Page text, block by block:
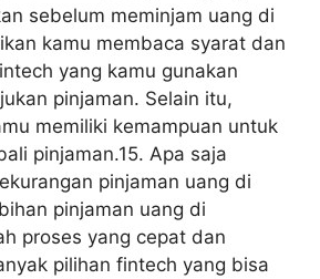
sebelum meminjam uang di
kamu membaca syarat dan
yang kamu gunakan
pinjaman. Selain itu,
memiliki kemampuan untuk
pinjaman.15. Apa saja
pinjaman uang di
pinjaman uang di
proses yang cepat dan
pilihan fintech yang bisa